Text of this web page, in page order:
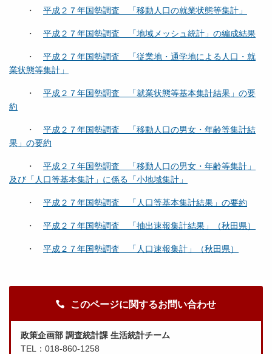
・ 平成２７年国勢調査 「移動人口の就業状態等集計」
・ 平成２７年国勢調査 「地域メッシュ統計」の編成結果
・ 平成２７年国勢調査 「従業地・通学地による人口・就
業状態等集計」
・ 平成２７年国勢調査 「就業状態等基本集計結果」の要
約
・ 平成２７年国勢調査 「移動人口の男女・年齢等集計結
果」の要約
・ 平成２７年国勢調査 「移動人口の男女・年齢等集計」
及び「人口等基本集計」に係る「小地域集計」
・ 平成２７年国勢調査 「人口等基本集計結果」の要約
・ 平成２７年国勢調査 「抽出速報集計結果」（秋田県）
・ 平成２７年国勢調査 「人口速報集計」（秋田県）
このページに関するお問い合わせ
政策企画部 調査統計課 生活統計チーム
TEL：018-860-1258